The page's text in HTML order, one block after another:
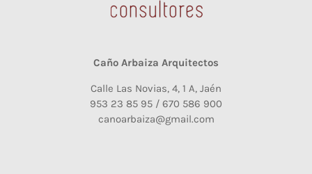
Caño Arbaiza Arquitectos
Calle Las Novias, 4, 1 A, Jaén
953 23 85 95 / 670 586 900
canoarbaiza@gmail.com